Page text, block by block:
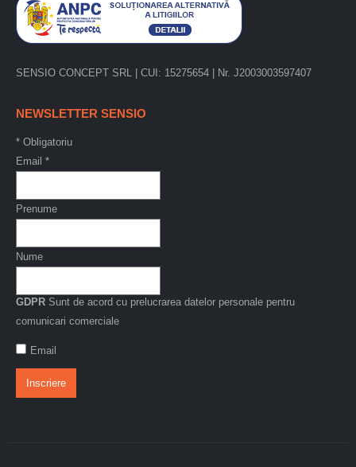
SENSIO CONCEPT SRL | CUI: 15275654 | Nr. J2003003597407
NEWSLETTER SENSIO
* Obligatoriu
Email *
Prenume
Nume
GDPR Sunt de acord cu prelucrarea datelor personale pentru
comunicari comerciale
Email